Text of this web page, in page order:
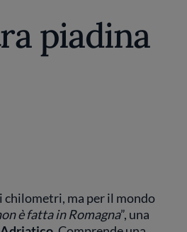
piadina
chilometri, ma per il mondo
è fatta in Romagna”, una